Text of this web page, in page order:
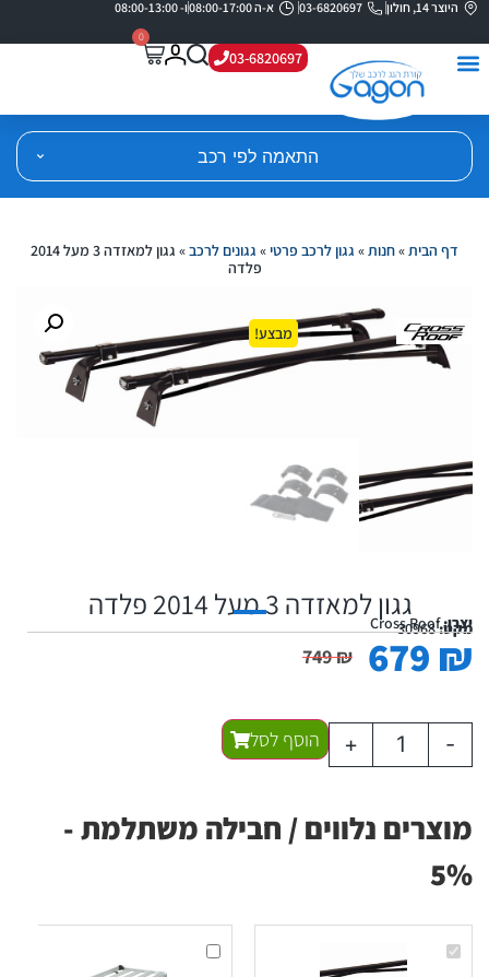
היוצר 14, חולון 03-6820697 א-ה 08:00-17:00 ו- 08:00-13:00
03-6820697
0
התאמה לפי רכב
דף הבית»חנות» גגון לרכב פרטי» גגונים לרכב»
גגון למאזדה 3 מעל 2014
פלדה
מבצע!
גגון למאזדה 3 מעל 2014 פלדה
יצרן:Cross Roofמקט:30968
749₪ 679 ₪
-
+ הוסף לסל
מוצרים נלווים / חבילה משתלמת -
5%
גגון
למאזדה
גגון
עריסה